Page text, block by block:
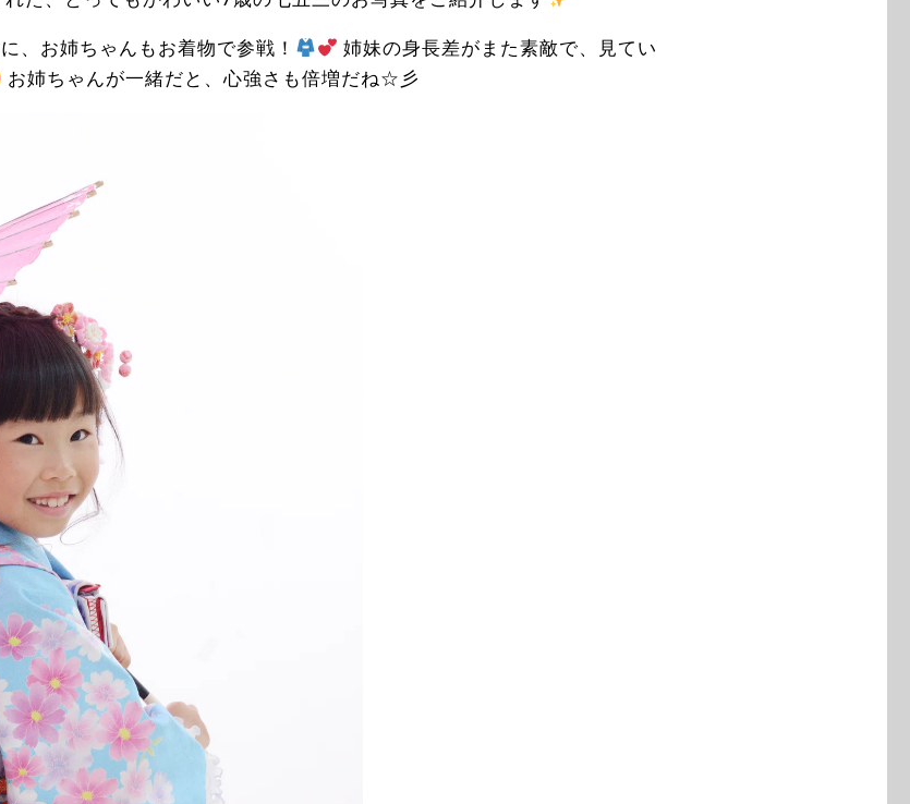
、お姉ちゃんもお着物で参戦！
姉妹の身長差がまた素敵で、見てい
お姉ちゃんが一緒だと、心強さも倍増だね☆彡